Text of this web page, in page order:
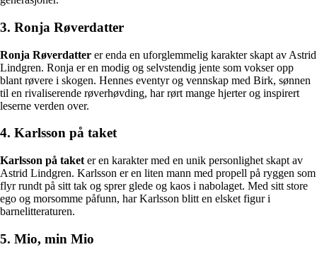
3. Ronja Røverdatter
Ronja Røverdatter er enda en uforglemmelig karakter skapt av Astrid
Lindgren. Ronja er en modig og selvstendig jente som vokser opp
blant røvere i skogen. Hennes eventyr og vennskap med Birk, sønnen
til en rivaliserende røverhøvding, har rørt mange hjerter og inspirert
leserne verden over.
4. Karlsson på taket
Karlsson på taket er en karakter med en unik personlighet skapt av
Astrid Lindgren. Karlsson er en liten mann med propell på ryggen som
flyr rundt på sitt tak og sprer glede og kaos i nabolaget. Med sitt store
ego og morsomme påfunn, har Karlsson blitt en elsket figur i
barnelitteraturen.
5. Mio, min Mio